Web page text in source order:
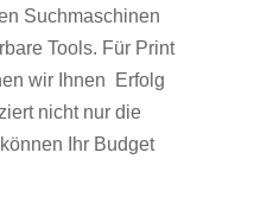
Suchmaschinen
Tools. Für Print
wir Ihnen Erfolg
nicht nur die
Ihr Budget